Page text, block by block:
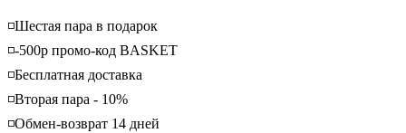
◽️Шестая пара в подарок
◽️-500р промо-код BASKET
◽️Бесплатная доставка
◽️Вторая пара - 10%
◽️Обмен-возврат 14 дней